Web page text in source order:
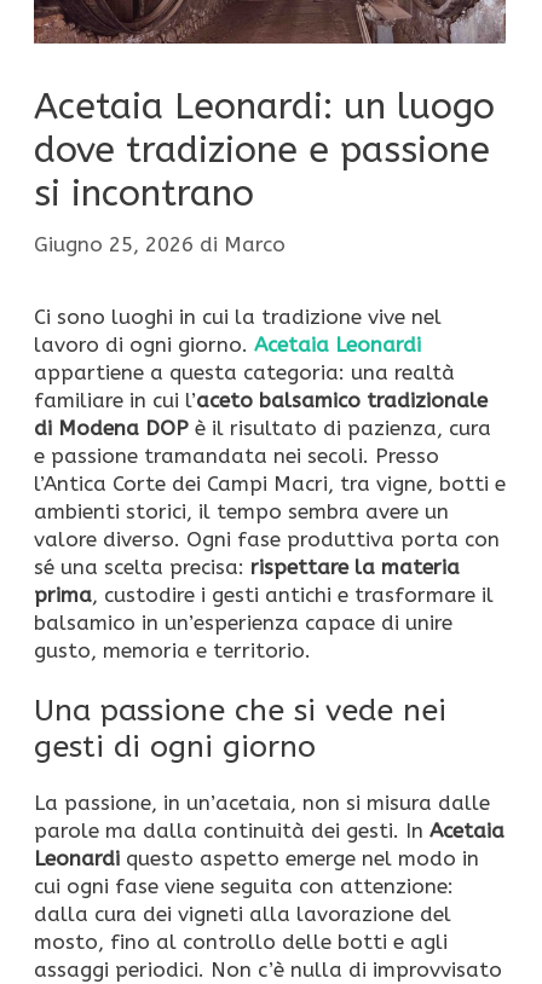
Acetaia Leonardi: un luogo
dove tradizione e passione
si incontrano
Giugno 25, 2026 di Marco
Ci sono luoghi in cui la tradizione vive nel
lavoro di ogni giorno. Acetaia Leonardi
appartiene a questa categoria: una realtà
familiare in cui l’aceto balsamico tradizionale
di Modena DOP è il risultato di pazienza, cura
e passione tramandata nei secoli. Presso
l’Antica Corte dei Campi Macri, tra vigne, botti e
ambienti storici, il tempo sembra avere un
valore diverso. Ogni fase produttiva porta con
sé una scelta precisa: rispettare la materia
prima, custodire i gesti antichi e trasformare il
balsamico in un’esperienza capace di unire
gusto, memoria e territorio.
Una passione che si vede nei
gesti di ogni giorno
La passione, in un’acetaia, non si misura dalle
parole ma dalla continuità dei gesti. In Acetaia
Leonardi questo aspetto emerge nel modo in
cui ogni fase viene seguita con attenzione:
dalla cura dei vigneti alla lavorazione del
mosto, fino al controllo delle botti e agli
assaggi periodici. Non c’è nulla di improvvisato